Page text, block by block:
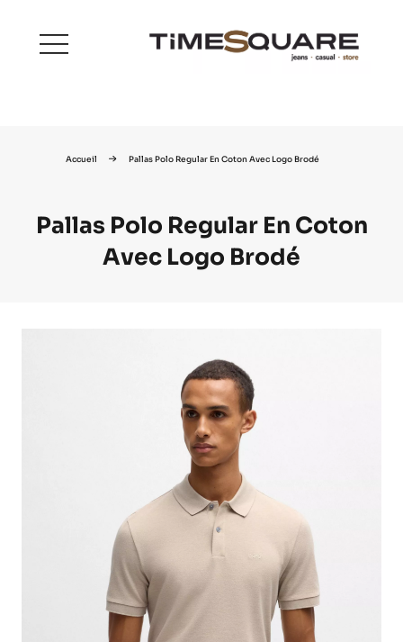
menu
Accueil Pallas Polo Regular En Coton Avec Logo Brodé
Pallas Polo Regular En Coton
Avec Logo Brodé